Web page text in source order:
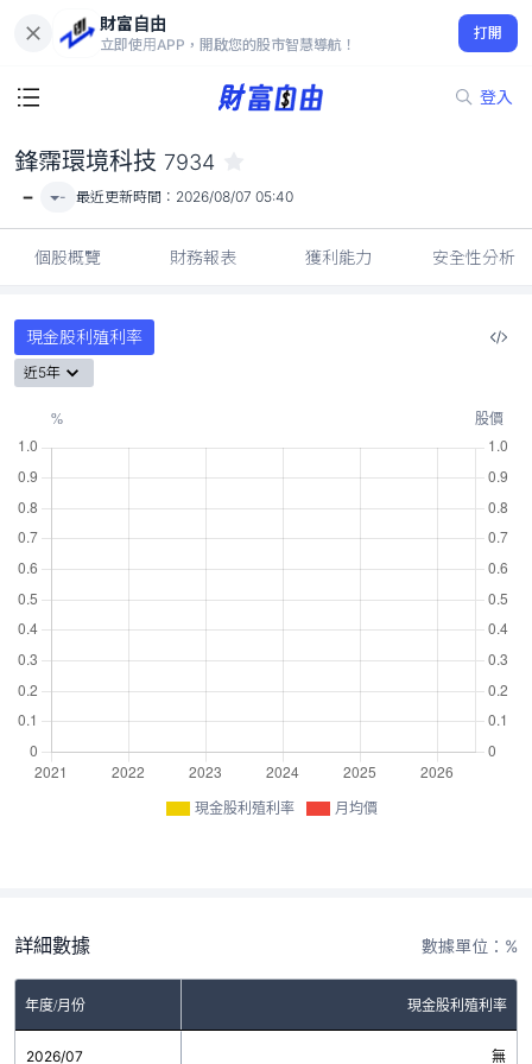
財富自由
立即使用APP，開啟您的股市智慧導航！
打開
登入
-
鋒霈環境科技 7934
- - 最近更新時間： 2026/08/07 05:40
個股概覽 財務報表 獲利能力 安全性分析
現金股利殖利率
近5年
現金股利殖利率 月均價
詳細數據 數據單位：%
年度/月份 現金股利殖利率
2026/07 無